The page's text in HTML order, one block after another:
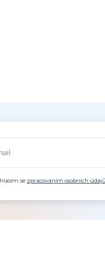
se zpracováním osobních údajů